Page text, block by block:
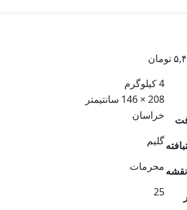
تومان
4 کیلوگرم
208 × 146 سانتیمتر
خراسان
گلیم
محرمات
25